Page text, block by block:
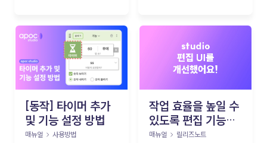
[동작] 타이머 추가
및 기능 설정 방법
매뉴얼 사용방법
작업 효율을 높일 수
있도록 편집 기능과
UI를 새롭게 개선했
매뉴얼 릴리즈노트